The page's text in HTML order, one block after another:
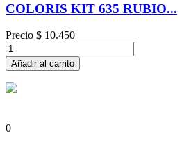
COLORIS KIT 635 RUBIO...
Precio $ 10.450
Añadir al carrito
0